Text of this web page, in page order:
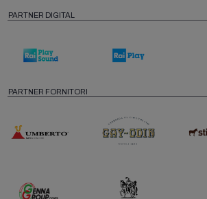
PARTNER DIGITAL
PARTNER FORNITORI